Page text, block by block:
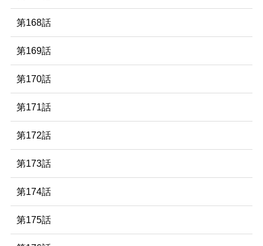
第168話
第169話
第170話
第171話
第172話
第173話
第174話
第175話